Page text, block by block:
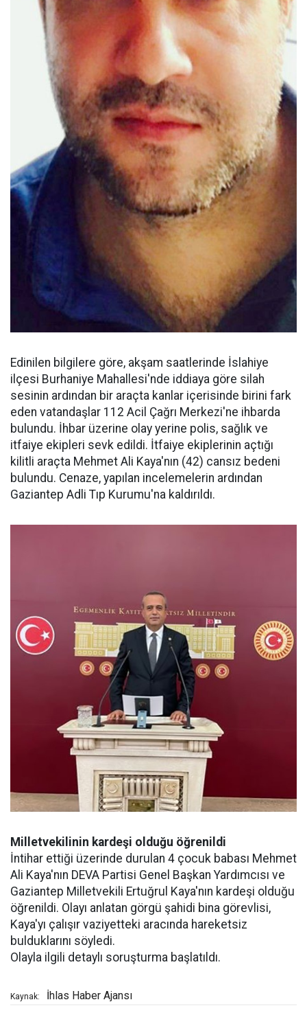
Edinilen bilgilere göre, akşam saatlerinde İslahiye
ilçesi Burhaniye Mahallesi'nde iddiaya göre silah
sesinin ardından bir araçta kanlar içerisinde birini fark
eden vatandaşlar 112 Acil Çağrı Merkezi'ne ihbarda
bulundu. İhbar üzerine olay yerine polis, sağlık ve
itfaiye ekipleri sevk edildi. İtfaiye ekiplerinin açtığı
kilitli araçta Mehmet Ali Kaya'nın (42) cansız bedeni
bulundu. Cenaze, yapılan incelemelerin ardından
Gaziantep Adli Tıp Kurumu'na kaldırıldı.
Milletvekilinin kardeşi olduğu öğrenildi
İntihar ettiği üzerinde durulan 4 çocuk babası Mehmet
Ali Kaya'nın DEVA Partisi Genel Başkan Yardımcısı ve
Gaziantep Milletvekili Ertuğrul Kaya'nın kardeşi olduğu
öğrenildi. Olayı anlatan görgü şahidi bina görevlisi,
Kaya'yı çalışır vaziyetteki aracında hareketsiz
bulduklarını söyledi.
Olayla ilgili detaylı soruşturma başlatıldı.
Kaynak: İhlas Haber Ajansı